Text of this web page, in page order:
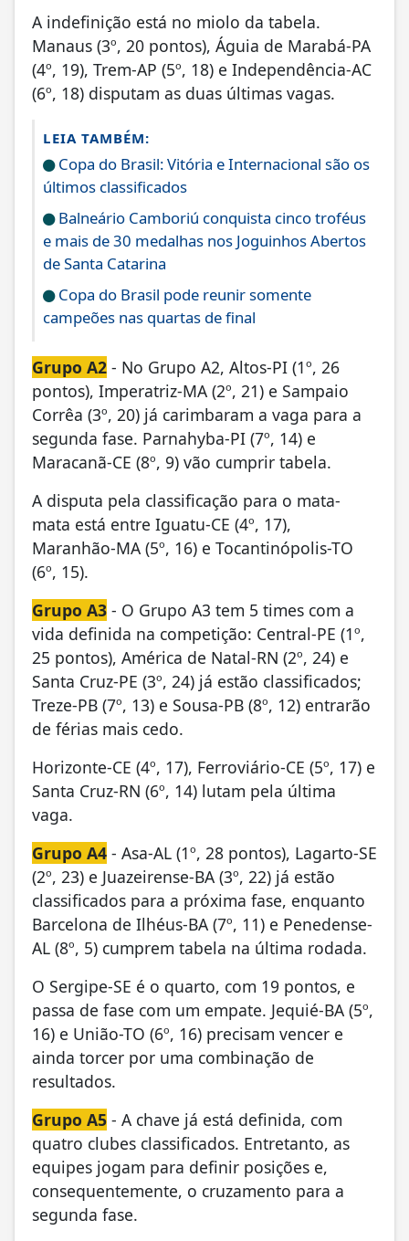
A indefinição está no miolo da tabela.
Manaus (3º, 20 pontos), Águia de Marabá-PA
(4º, 19), Trem-AP (5º, 18) e Independência-AC
(6º, 18) disputam as duas últimas vagas.
LEIA TAMBÉM:
Copa do Brasil: Vitória e Internacional são os
últimos classificados
Balneário Camboriú conquista cinco troféus
e mais de 30 medalhas nos Joguinhos Abertos
de Santa Catarina
Copa do Brasil pode reunir somente
campeões nas quartas de final
Grupo A2 - No Grupo A2, Altos-PI (1º, 26
pontos), Imperatriz-MA (2º, 21) e Sampaio
Corrêa (3º, 20) já carimbaram a vaga para a
segunda fase. Parnahyba-PI (7º, 14) e
Maracanã-CE (8º, 9) vão cumprir tabela.
A disputa pela classificação para o mata-
mata está entre Iguatu-CE (4º, 17),
Maranhão-MA (5º, 16) e Tocantinópolis-TO
(6º, 15).
Grupo A3 - O Grupo A3 tem 5 times com a
vida definida na competição: Central-PE (1º,
25 pontos), América de Natal-RN (2º, 24) e
Santa Cruz-PE (3º, 24) já estão classificados;
Treze-PB (7º, 13) e Sousa-PB (8º, 12) entrarão
de férias mais cedo.
Horizonte-CE (4º, 17), Ferroviário-CE (5º, 17) e
Santa Cruz-RN (6º, 14) lutam pela última
vaga.
Grupo A4 - Asa-AL (1º, 28 pontos), Lagarto-SE
(2º, 23) e Juazeirense-BA (3º, 22) já estão
classificados para a próxima fase, enquanto
Barcelona de Ilhéus-BA (7º, 11) e Penedense-
AL (8º, 5) cumprem tabela na última rodada.
O Sergipe-SE é o quarto, com 19 pontos, e
passa de fase com um empate. Jequié-BA (5º,
16) e União-TO (6º, 16) precisam vencer e
ainda torcer por uma combinação de
resultados.
Grupo A5 - A chave já está definida, com
quatro clubes classificados. Entretanto, as
equipes jogam para definir posições e,
consequentemente, o cruzamento para a
segunda fase.